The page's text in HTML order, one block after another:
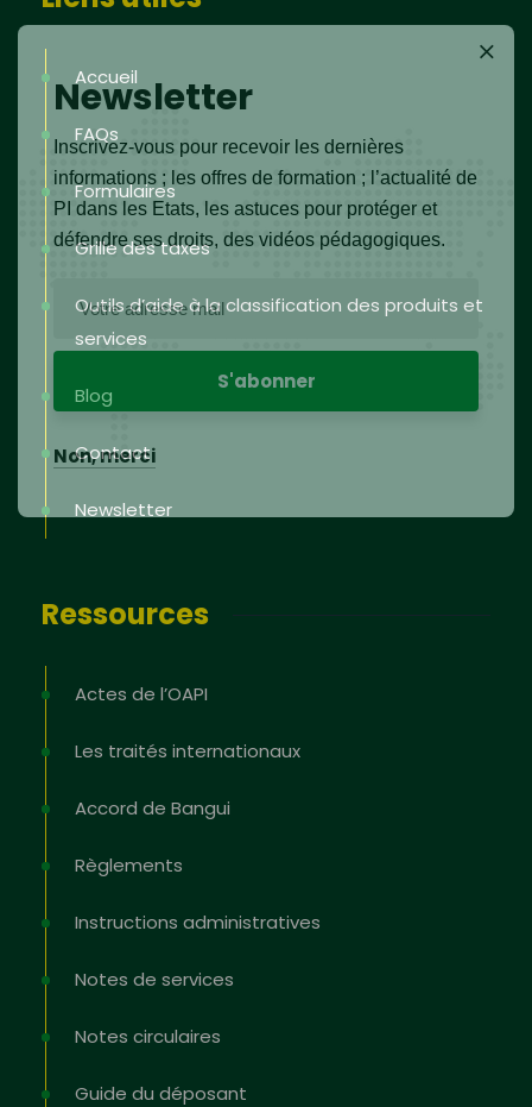
Accueil
FAQs
Formulaires
Grille des taxes
Outils d’aide à la classification des produits et
services
Blog
Contact
Newsletter
Ressources
Actes de l’OAPI
Les traités internationaux
Accord de Bangui
Règlements
Instructions administratives
Notes de services
Notes circulaires
Guide du déposant
Newsletter
Inscrivez-vous pour recevoir les dernières
informations ; les offres de formation ; l’actualité de
PI dans les Etats, les astuces pour protéger et
défendre ses droits, des vidéos pédagogiques.
Non, merci